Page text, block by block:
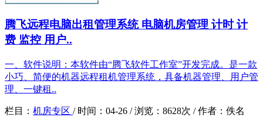
腾飞远程电脑出租管理系统 电脑机房管理 计时 计
费 监控 用户..
一、软件说明：本软件由“腾飞软件工作室”开发完成。是一款
小巧、简便的机器远程租机管理系统，具备机器管理、用户管
理、一键租..
栏目： 机房专区 / 时间： 04-26 /浏览： 8628次 /作者： 佚名